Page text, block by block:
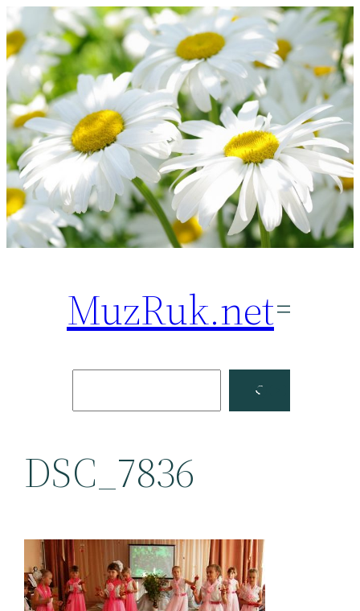
Перейти
к
содержимому
MuzRuk.net
Facebook
DSC_7836